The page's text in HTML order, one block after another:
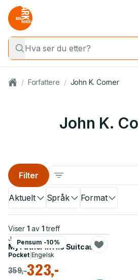
/ Forfattere / John K. Corner
John K.
Aktuelt Språk Format
Filter
Viser 1 av 1 treff
Pensum -10%
John K. Corner
My Father in His Suitcase
Pocket| Engelsk
359,-323,-